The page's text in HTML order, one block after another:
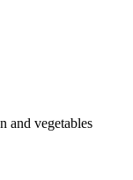
and vegetables